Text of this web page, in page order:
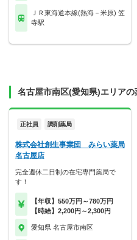
ＪＲ東海道本線(熱海－米原) 笠
寺駅
名古屋市南区(愛知県)エリアの
正社員 調剤薬局
株式会社創生事業団 みらい薬局
名古屋店
完全週休二日制の在宅専門薬局で
す！
【年収】550万円～780万円
【時給】2,200円～2,300円
愛知県 名古屋市南区